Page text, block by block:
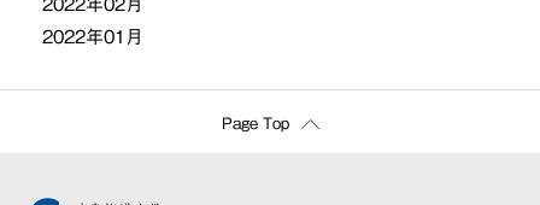
2022年02月
2022年01月
Page Top